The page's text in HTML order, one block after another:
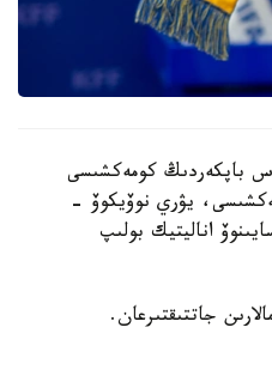
باپكەردىڭ كومەكشىسى
يۋري نوۆيكوۆ -
اناليتيك بولىپ
جاتتىقتىرعان.